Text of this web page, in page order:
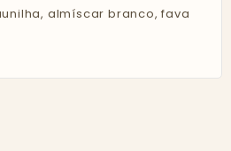
almíscar branco, fava